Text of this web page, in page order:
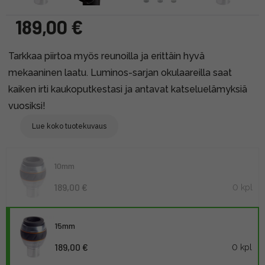
189,00 €
Tarkkaa piirtoa myös reunoilla ja erittäin hyvä
mekaaninen laatu. Luminos-sarjan okulaareilla saat
kaiken irti kaukoputkestasi ja antavat katseluelämyksiä
vuosiksi!
Lue koko tuotekuvaus
10mm
189,00 € 0 kpl
15mm
189,00 € 0 kpl